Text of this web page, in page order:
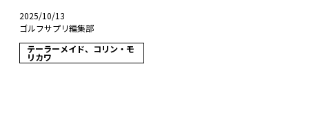
2025/10/13
ゴルフサプリ編集部
テーラーメイド、コリン・モ
リカワ